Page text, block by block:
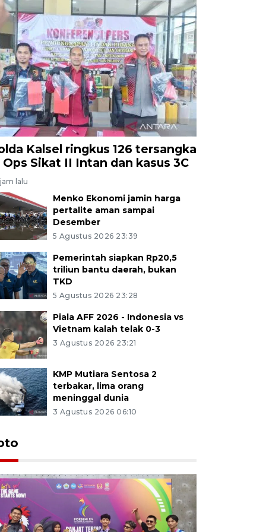
Kalsel ringkus 126 tersangka
Ops Sikat II Intan dan kasus 3C
lalu
Menko Ekonomi jamin harga
pertalite aman sampai
Desember
5 Agustus 2026 23:39
Pemerintah siapkan Rp20,5
triliun bantu daerah, bukan
TKD
5 Agustus 2026 23:28
Piala AFF 2026 - Indonesia vs
Vietnam kalah telak 0-3
3 Agustus 2026 23:21
KMP Mutiara Sentosa 2
terbakar, lima orang
meninggal dunia
3 Agustus 2026 06:10